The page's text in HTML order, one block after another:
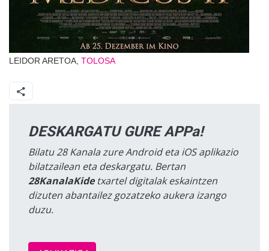
LEIDOR ARETOA, TOLOSA
DESKARGATU GURE APPa!
Bilatu 28 Kanala zure Android eta iOS aplikazio
bilatzailean eta deskargatu. Bertan
28KanalaKidetxartel digitalak eskaintzen
dizuten abantailez gozatzeko aukera izango
duzu.